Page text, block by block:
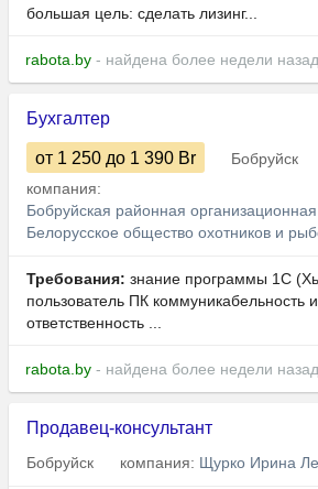
большая цель: сделать лизинг...
rabota.by - найдена более недели назад
Бухгалтер
от 1 250 до 1 390 Br
Бобруйск
компания:
Бобруйская районная организационная
Белорусское общество охотников и
Требования: знание программы 1С
пользователь ПК коммуникабельность
ответственность ...
rabota.by - найдена более недели назад
Продавец-консультант
Бобруйск компания: Щурко Ирина